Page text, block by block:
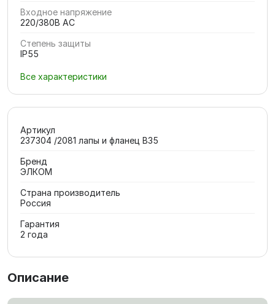
Входное напряжение
220/380В AC
Степень защиты
IP55
Все характеристики
Артикул
237304 /2081 лапы и фланец В35
Бренд
ЭЛКОМ
Страна производитель
Россия
Гарантия
2 года
Описание